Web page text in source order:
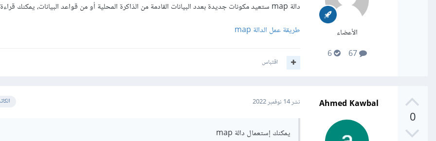
الأعضاء
67
6
دالة map ستعيد مكونات جديدة بعدد البيانات القادمة من الذاكرة المحلية أو من قواعد البيانات، يمكنك قراءة هذا المقال :
طريقة عمل الدالة map
اقتباس
0
Ahmed Kawbal نشر14 نوفمبر 2022
يمكنك إستعمال دالة map